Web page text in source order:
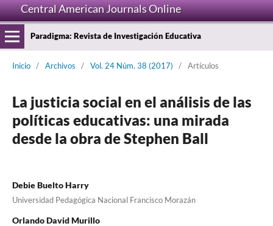
Central American Journals Online
Paradigma: Revista de Investigación Educativa
Inicio / Archivos / Vol. 24 Núm. 38 (2017) / Artículos
La justicia social en el análisis de las
políticas educativas: una mirada
desde la obra de Stephen Ball
Debie Buelto Harry
Universidad Pedagógica Nacional Francisco Morazán
Orlando David Murillo